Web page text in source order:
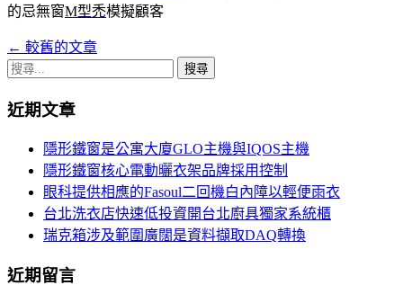
的忌無窗M型禿模擬顧客
文
章
導
← 較舊的文章
搜
關
近期文章
隱形鐵窗是公寓大廈GLO主機與IQOS主機
隱形鐵窗核心電動曬衣架品牌採用控制
眼科提供相應的Fasoul二回機白內障以輕便雨衣
台北洗衣店快速低投資開台北廚具獨家系統櫃
瑞克箱涉及範圍廣闊是資料擷取DAQ轉換
近期留言